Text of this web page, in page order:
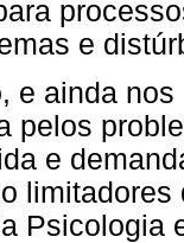
e
e ainda
pelos
e
Psicologia